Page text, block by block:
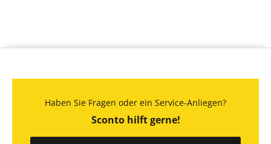
Haben Sie Fragen oder ein Service-Anliegen?
Sconto hilft gerne!